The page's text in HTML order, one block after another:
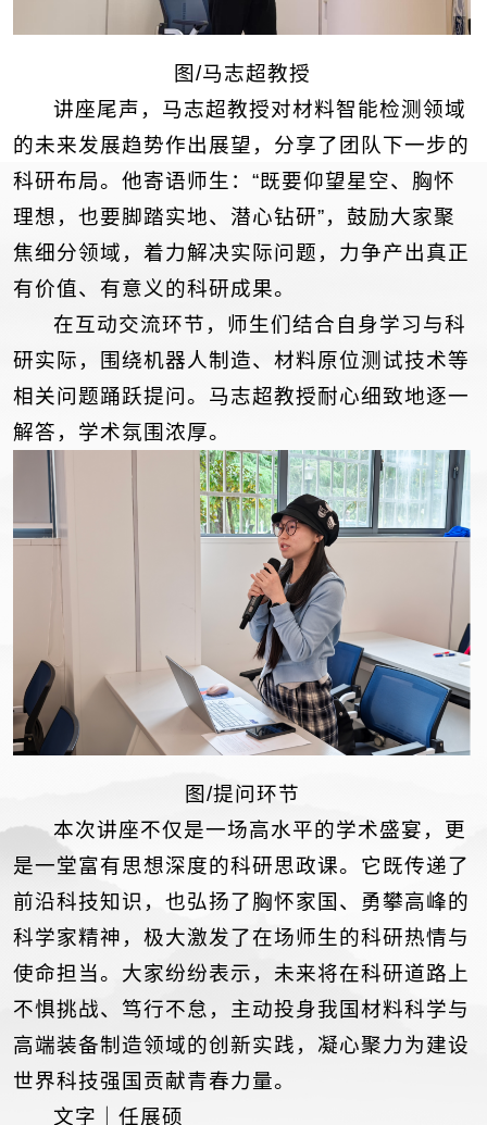
图/马志超教授
讲座尾声，马志超教授对材料智能检测领域
的未来发展趋势作出展望，分享了团队下一步的
科研布局。他寄语师生：“既要仰望星空、胸怀
理想，也要脚踏实地、潜心钻研”，鼓励大家聚
焦细分领域，着力解决实际问题，力争产出真正
有价值、有意义的科研成果。
在互动交流环节，师生们结合自身学习与科
研实际，围绕机器人制造、材料原位测试技术等
相关问题踊跃提问。马志超教授耐心细致地逐一
解答，学术氛围浓厚。
图/提问环节
本次讲座不仅是一场高水平的学术盛宴，更
是一堂富有思想深度的科研思政课。它既传递了
前沿科技知识，也弘扬了胸怀家国、勇攀高峰的
科学家精神，极大激发了在场师生的科研热情与
使命担当。大家纷纷表示，未来将在科研道路上
不惧挑战、笃行不怠，主动投身我国材料科学与
高端装备制造领域的创新实践，凝心聚力为建设
世界科技强国贡献青春力量。
文字｜任展硕